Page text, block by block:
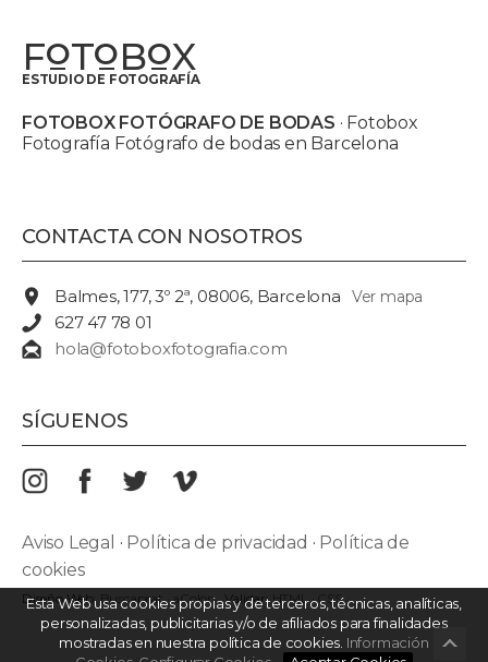
FOTOBOX
ESTUDIO DE FOTOGRAFÍA
FOTOBOX FOTÓGRAFO DE BODAS · Fotobox
Fotografía Fotógrafo de bodas en Barcelona
CONTACTA CON NOSOTROS
Balmes, 177, 3º 2ª, 08006, Barcelona Ver mapa
627 47 78 01
hola@fotoboxfotografia.com
SÍGUENOS
Aviso Legal · Política de privacidad · Política de
cookies
Diseño Web: Buscaprat·aColor Validar:HTML·CSS
Esta Web usa cookies propias y de terceros, técnicas, analíticas,
personalizadas, publicitarias y/o de afiliados para finalidades
mostradas en nuestra política de cookies. Información